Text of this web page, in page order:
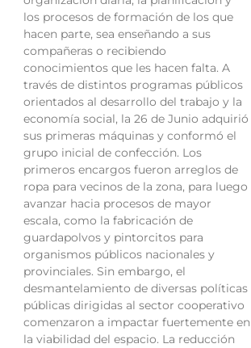
los procesos de formación de los que
hacen parte, sea enseñando a sus
compañeras o recibiendo
conocimientos que les hacen falta. A
través de distintos programas públicos
orientados al desarrollo del trabajo y la
economía social, la 26 de Junio adquirió
sus primeras máquinas y conformó el
grupo inicial de confección. Los
primeros encargos fueron arreglos de
ropa para vecinos de la zona, para luego
avanzar hacia procesos de mayor
escala, como la fabricación de
guardapolvos y pintorcitos para
organismos públicos nacionales y
provinciales. Sin embargo, el
desmantelamiento de diversas políticas
públicas dirigidas al sector cooperativo
comenzaron a impactar fuertemente en
la viabilidad del espacio. La reducción